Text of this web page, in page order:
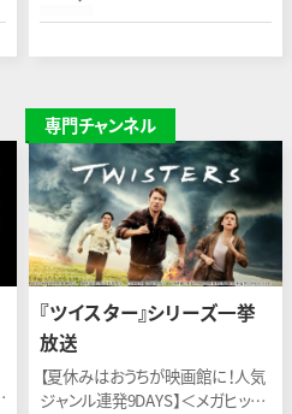
専門チャンネル
『ツイスター』シリーズ一挙
放送
【夏休みはおうちが映画館に！人気
ジャンル連発9DAYS】＜メガヒット